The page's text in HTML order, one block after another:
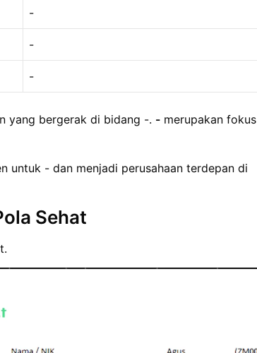
-
-
-
yang bergerak di bidang -. - merupakan fokus
untuk - dan menjadi perusahaan terdepan di
Sehat